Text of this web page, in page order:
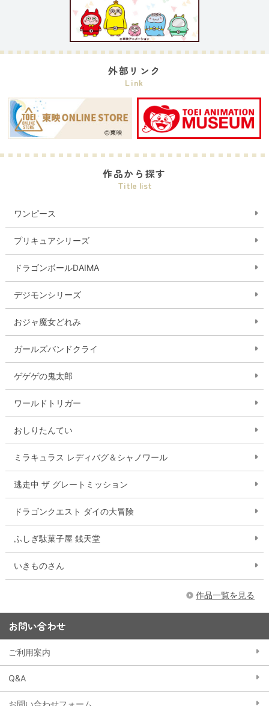
外部リンク
Link
作品から探す
Title list
ワンピース
プリキュアシリーズ
ドラゴンボールDAIMA
デジモンシリーズ
おジャ魔女どれみ
ガールズバンドクライ
ゲゲゲの鬼太郎
ワールドトリガー
おしりたんてい
ミラキュラス レディバグ＆シャノワール
逃走中 ザ グレートミッション
ドラゴンクエスト ダイの大冒険
ふしぎ駄菓子屋 銭天堂
いきものさん
作品一覧を見る
お問い合わせ
ご利用案内
Q&A
お問い合わせフォーム